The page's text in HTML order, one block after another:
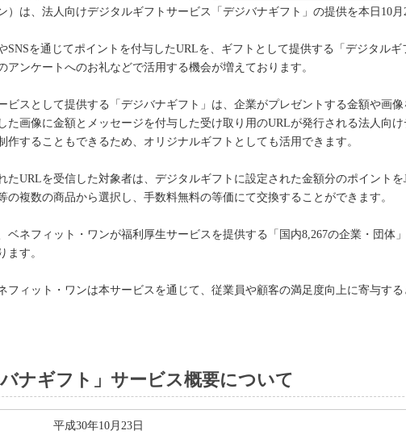
）は、法人向けデジタルギフトサービス「デジバナギフト」の提供を本日10月
SNSを通じてポイントを付与したURLを、ギフトとして提供する「デジタル
アンケートへのお礼などで活用する機会が増えております。
ビスとして提供する「デジバナギフト」は、企業がプレゼントする金額や画
た画像に金額とメッセージを付与した受け取り用のURLが発行される法人向
作することもできるため、オリジナルギフトとしても活用できます。
たURLを受信した対象者は、デジタルギフトに設定された金額分のポイント
の複数の商品から選択し、手数料無料の等価にて交換することができます。
ベネフィット・ワンが福利厚生サービスを提供する「国内8,267の企業・団体
ます。
フィット・ワンは本サービスを通じて、従業員や顧客の満足度向上に寄与す
バナギフト」サービス概要について
平成30年10月23日